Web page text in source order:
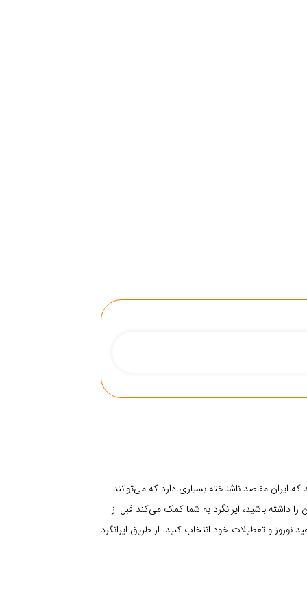
سهولت دسترسی
تمیزی مقصد
ایران مقاصد ناشناخته بسیاری دارد که می‌توانند
داشته باشید، ایرانگرد به شما کمک می‌کند قبل از
نوروز و تعطیلات خود انتخاب کنید. از طریق ایرانگرد